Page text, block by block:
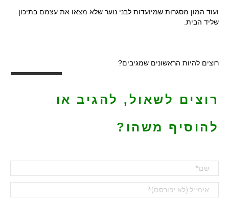
ועוד המון מסגרות שמיועדות לבני נוער שלא מצאו את עצמם בתיכון
שליד הבית.
רוצים להיות הראשונים שמגיבים?
רוצים לשאול, להגיב או
להוסיף משהו?